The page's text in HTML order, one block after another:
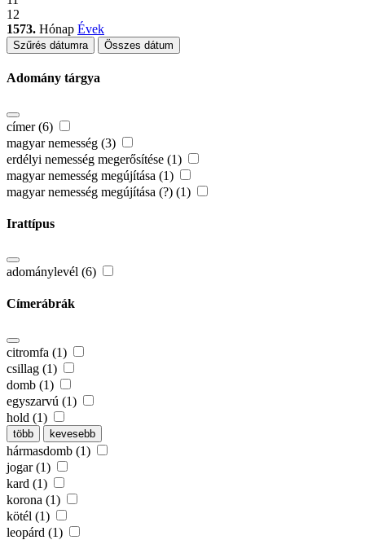
12
1573. Hónap Évek
Szűrés dátumra Összes dátum
Adomány tárgya
címer (6)
magyar nemesség (3)
erdélyi nemesség megerősítése (1)
magyar nemesség megújítása (1)
magyar nemesség megújítása (?) (1)
Irattípus
adománylevél (6)
Címerábrák
citromfa (1)
csillag (1)
domb (1)
egyszarvú (1)
hold (1)
több kevesebb
hármasdomb (1)
jogar (1)
kard (1)
korona (1)
kötél (1)
leopárd (1)